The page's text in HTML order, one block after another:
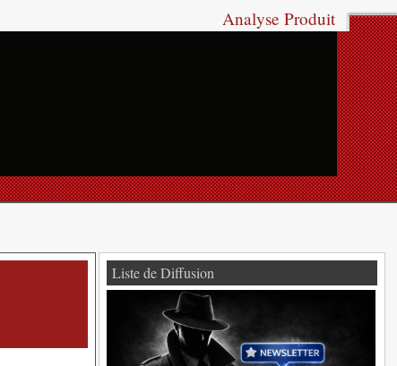
Analyse Produit
Liste de Diffusion